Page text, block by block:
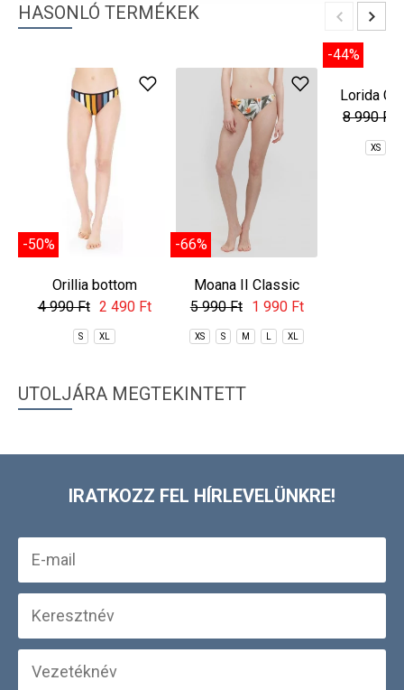
HASONLÓ TERMÉKEK
-50%
Orillia bottom
4 990 Ft 2 490 Ft
S XL
-66%
Moana II Classic
Bottom
5 990 Ft 1 990 Ft
XS S M XL
UTOLJÁRA MEGTEKINTETT
IRATKOZZ FEL HÍRLEVELÜNKRE!